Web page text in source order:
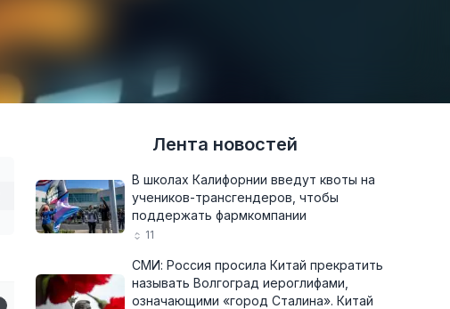
Лента новостей
В школах Калифорнии введут квоты на
учеников-трансгендеров, чтобы
поддержать фармкомпании
11
СМИ: Россия просила Китай прекратить
называть Волгоград иероглифами,
означающими «город Сталина». Китай